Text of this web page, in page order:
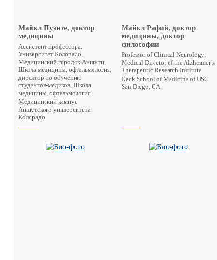
Майкл Пуэнте, доктор
медицины
Ассистент профессора,
Университет Колорадо,
Медицинский городок Аншутц,
Школа медицины, офтальмология;
директор по обучению
студентов-медиков, Школа
медицины, офтальмология
Медицинский кампус
Аншутского университета
Колорадо
Майкл Рафий, доктор
медицины, доктор
философии
Professor of Clinical Neurology;
Medical Director of the Alzheimer’s
Therapeutic Research Institute
Keck School of Medicine of USC
San Diego, CA